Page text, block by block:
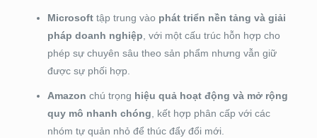
Microsofttập trung vào phát triển nền tảng và giải
pháp doanh nghiệp, với một cấu trúc hỗn hợp cho
phép sự chuyên sâu theo sản phẩm nhưng vẫn giữ
được sự phối hợp.
Amazon chú trọng hiệu quả hoạt động và mở rộng
quy mô nhanh chóng, kết hợp phân cấp với các
nhóm tự quản nhỏ để thúc đẩy đổi mới.